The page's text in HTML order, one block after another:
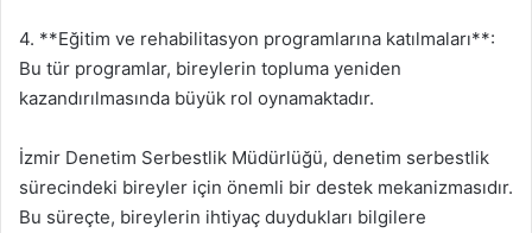
4. **Eğitim ve rehabilitasyon programlarına katılmaları**:
Bu tür programlar, bireylerin topluma yeniden
kazandırılmasında büyük rol oynamaktadır.
İzmir Denetim Serbestlik Müdürlüğü, denetim serbestlik
sürecindeki bireyler için önemli bir destek mekanizmasıdır.
Bu süreçte, bireylerin ihtiyaç duydukları bilgilere